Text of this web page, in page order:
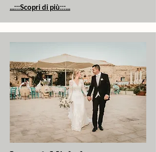
...:::Scopri di più:::...